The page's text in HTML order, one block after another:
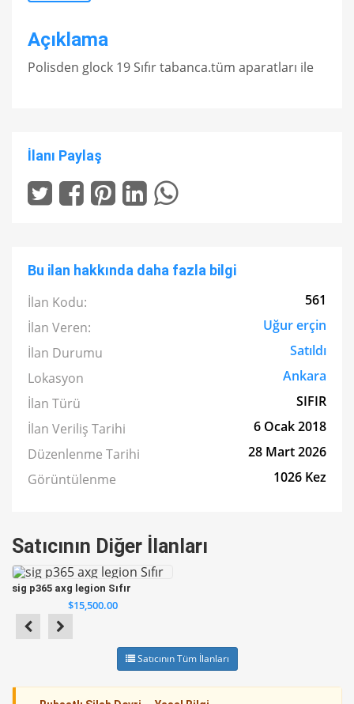
Açıklama
Polisden glock 19 Sıfır tabanca.tüm aparatları ile
İlanı Paylaş
Bu ilan hakkında daha fazla bilgi
İlan Kodu:
561
İlan Veren:
Uğur erçin
İlan Durumu
Satıldı
Lokasyon
Ankara
İlan Türü
SIFIR
İlan Veriliş Tarihi
6 Ocak 2018
Düzenlenme Tarihi
28 Mart 2026
Görüntülenme
1026 Kez
Satıcının Diğer İlanları
sig p365 axg legion Sıfır
$15,500.00
Satıcının Tüm İlanları